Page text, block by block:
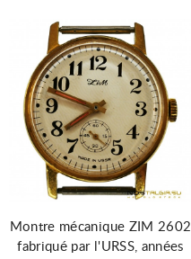
Montre mécanique ZIM 2602
fabriqué par l'URSS, années